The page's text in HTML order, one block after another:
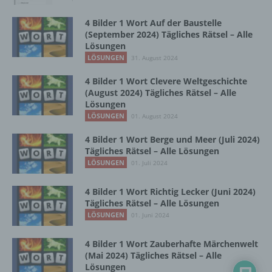
4 Bilder 1 Wort Auf der Baustelle
(September 2024) Tägliches Rätsel – Alle
Lösungen
LÖSUNGEN 31. August 2024
4 Bilder 1 Wort Clevere Weltgeschichte
(August 2024) Tägliches Rätsel – Alle
Lösungen
LÖSUNGEN 01. August 2024
4 Bilder 1 Wort Berge und Meer (Juli 2024)
Tägliches Rätsel – Alle Lösungen
LÖSUNGEN 01. Juli 2024
4 Bilder 1 Wort Richtig Lecker (Juni 2024)
Tägliches Rätsel – Alle Lösungen
LÖSUNGEN 01. Juni 2024
4 Bilder 1 Wort Zauberhafte Märchenwelt
(Mai 2024) Tägliches Rätsel – Alle
Lösungen
Daten wie das Erheben, das Erfassen, die
Organisation, das Ordnen, die Speicherung,
die Anpassung oder Veränderung, das
Auslesen, das Abfragen, die Verwendung,
Verbreitung oder eine andere Form der
Bereitstellung, den Abgleich oder die
Verknüpfung, die Einschränkung, das
Löschen oder die Vernichtung.
d) Einschränkung der Verarbeitung
Einschränkung der Verarbeitung ist die
Markierung gespeicherter
personenbezogener Daten mit dem Ziel, ihre
künftige Verarbeitung einzuschränken.
e) Profiling